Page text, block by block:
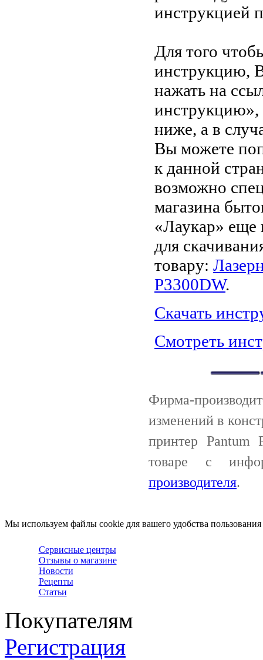
инструкцией
Для того
инструкцию,
нажать на
ниже, а в
Вы можете
к данной
возможно
магазина
«Лаукар» еще
для
товару:
P3300DW.
Скачать
Смотреть
Фирма-
изменений в
принтер Pantum
товаре с
производителя.
Мы используем файлы cookie для вашего удобства
Сервисные центры
Отзывы о магазине
Новости
Рецепты
Статьи
Покупателям
Регистрация